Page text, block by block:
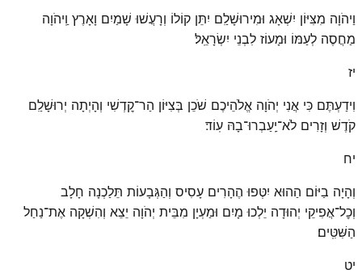
וַיהֹוָה מִצִּיּוֹן יִשְׁאָג וּמִירוּשָׁלַ͏ִם יִתֵּן קוֹלוֹ וְרָעֲשׁוּ שָׁמַיִם וָאָרֶץ וַֽיהֹוָה
מַחֲסֶה לְעַמּוֹ וּמָעוֹז לִבְנֵי יִשְׂרָאֵֽל׃
יז
וִידַעְתֶּם כִּי אֲנִי יְהֹוָה אֱלֹהֵיכֶם שֹׁכֵן בְּצִיּוֹן הַר־קׇדְשִׁי וְהָיְתָה יְרוּשָׁלַ͏ִם
קֹדֶשׁ וְזָרִים לֹא־יַֽעַבְרוּ־בָהּ עֽוֹד׃
יח
וְהָיָה בַיּוֹם הַהוּא יִטְּפוּ הֶהָרִים עָסִיס וְהַגְּבָעוֹת תֵּלַכְנָה חָלָב
וְכׇל־אֲפִיקֵי יְהוּדָה יֵלְכוּ מָיִם וּמַעְיָן מִבֵּית יְהֹוָה יֵצֵא וְהִשְׁקָה אֶת־נַחַל
הַשִּׁטִּֽים׃
יט